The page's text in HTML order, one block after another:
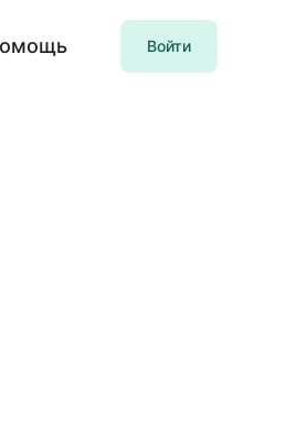
Войти